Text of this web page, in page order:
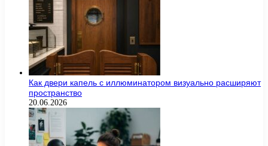
Как двери капель с иллюминатором визуально расширяют
пространство
20.06.2026